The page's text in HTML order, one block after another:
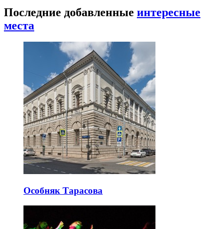
Последние добавленные интересные
места
Особняк Тарасова